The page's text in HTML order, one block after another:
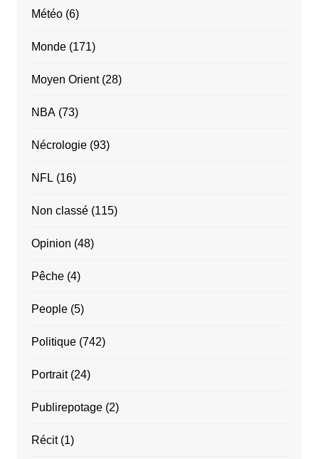
Météo(6)
Monde(171)
Moyen Orient(28)
NBA(73)
Nécrologie(93)
NFL (16)
Non classé(115)
Opinion (48)
Pêche(4)
People(5)
Politique(742)
Portrait(24)
Publirepotage(2)
Récit(1)